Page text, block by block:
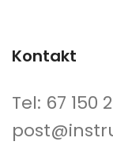
Kontakt
Tel: 67 150